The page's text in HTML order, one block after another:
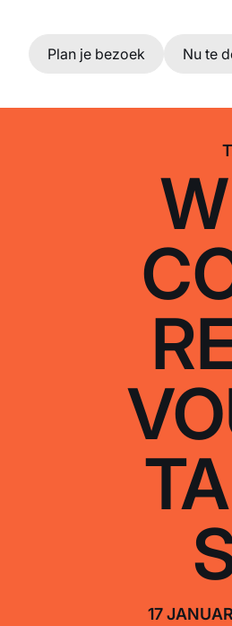
Ga naar hoofdinhoud
Plan je bezoek Nu te
17